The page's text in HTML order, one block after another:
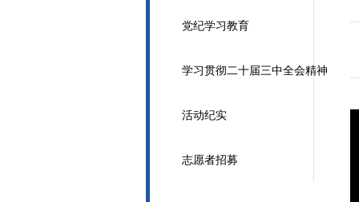
党纪学习教育
学习贯彻二十届三中全会精神
活动纪实
志愿者招募